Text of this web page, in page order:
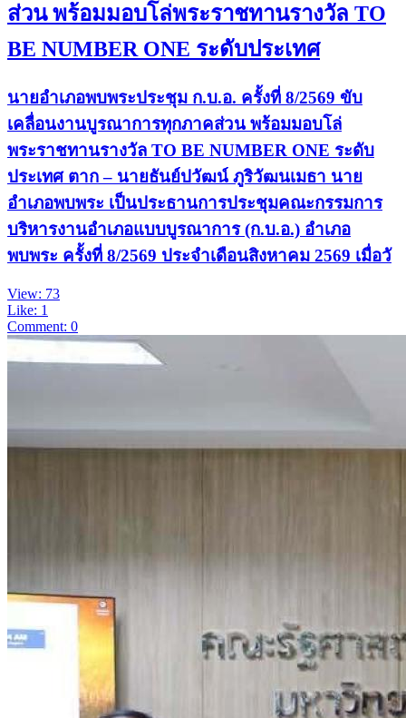
ส่วน พร้อมมอบโล่พระราชทานรางวัล TO
BE NUMBER ONE ระดับประเทศ
นายอำเภอพบพระประชุม ก.บ.อ. ครั้งที่ 8/2569 ขับ
เคลื่อนงานบูรณาการทุกภาคส่วน พร้อมมอบโล่
พระราชทานรางวัล TO BE NUMBER ONE ระดับ
ประเทศ ตาก – นายธันย์ปวัฒน์ ภูริวัฒนเมธา นาย
อำเภอพบพระ เป็นประธานการประชุมคณะกรรมการ
บริหารงานอำเภอแบบบูรณาการ (ก.บ.อ.) อำเภอ
พบพระ ครั้งที่ 8/2569 ประจำเดือนสิงหาคม 2569 เมื่อวั
View: 73
Like: 1
Comment: 0